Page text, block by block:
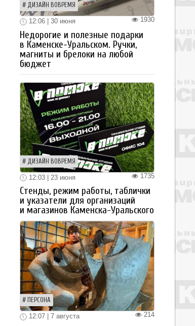
ДИЗАЙН ВОВРЕМЯ
1930
12:06 | 30 июня
Недорогие и полезные подарки
в Каменске-Уральском. Ручки,
магниты и брелоки на любой
бюджет
ДИЗАЙН ВОВРЕМЯ
1735
12:03 | 23 июня
Стенды, режим работы, таблички
и указатели для организаций
и магазинов Каменска-Уральского
ПЕРСОНА
214
12:07 | 7 августа